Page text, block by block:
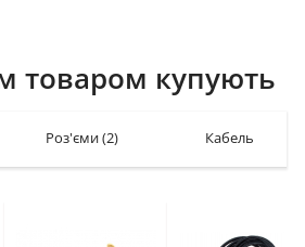
товаром купують
Роз'єми(2) Кабельні